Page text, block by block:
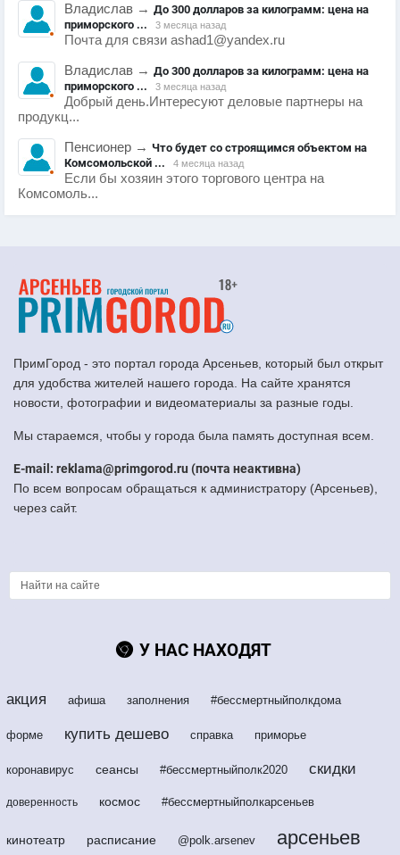
Владислав → До 300 долларов за килограмм: цена на
приморского ...
3 месяца назад
Почта для связи ashad1@yandex.ru
Владислав → До 300 долларов за килограмм: цена на
приморского ...
3 месяца назад
Добрый день.Интересуют деловые партнеры на
продукц...
Пенсионер → Что будет со строящимся объектом на
Комсомольской ...
4 месяца назад
Если бы хозяин этого торгового центра на
Комсомоль...
ПримГород - это портал города Арсеньев, который был открыт
для удобства жителей нашего города. На сайте хранятся
новости, фотографии и видеоматериалы за разные годы.
Мы стараемся, чтобы у города была память доступная всем.
E-mail: reklama@primgorod.ru (почта неактивна)
По всем вопросам обращаться к администратору (Арсеньев),
через сайт.
У НАС НАХОДЯТ
акция афиша заполнения #бессмертныйполкдома
форме купить дешево справка приморье
коронавирус сеансы #бессмертныйполк2020 скидки
доверенность космос #бессмертныйполкарсеньев
кинотеатр расписание @polk.arsenev арсеньев